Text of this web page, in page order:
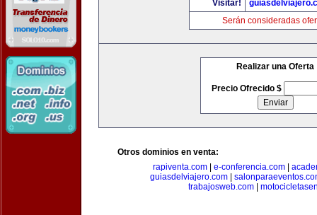
Visitar!
Serán consideradas
Realizar una Oferta
Precio Ofrecido $
Otros dominios en venta:
rapiventa.com| e-conferencia.com|
guiasdelviajero.com|
trabajosweb.com